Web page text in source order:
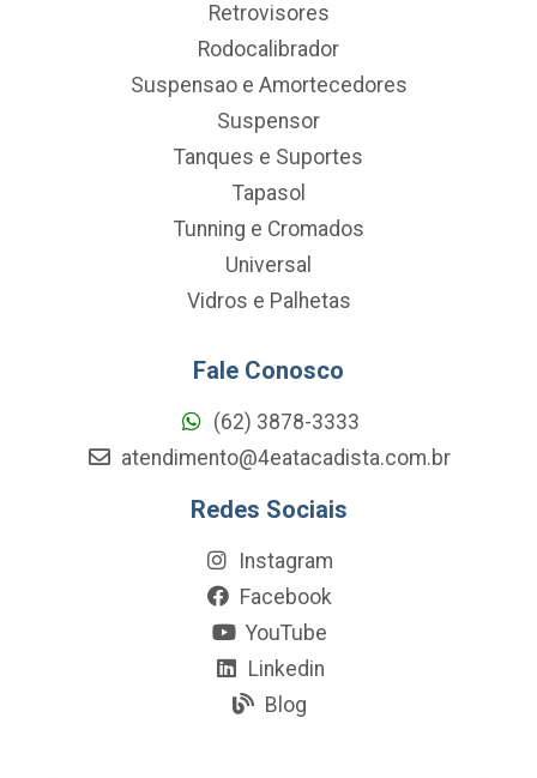
Retrovisores
Rodocalibrador
Suspensao e Amortecedores
Suspensor
Tanques e Suportes
Tapasol
Tunning e Cromados
Universal
Vidros e Palhetas
Fale Conosco
(62) 3878-3333
atendimento@4eatacadista.com.br
Redes Sociais
Instagram
Facebook
YouTube
Linkedin
Blog